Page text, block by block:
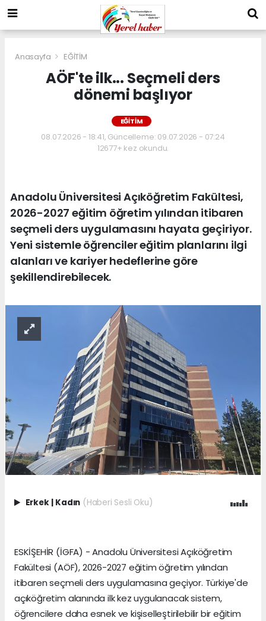
Anasayfa EĞİTİM
AÖF'te ilk... Seçmeli ders
dönemi başlıyor
EĞİTİM
08.07.2026 - 18:41, Güncelleme: 09.07.2026 - 07:24
12677+ kez okundu.
Anadolu Üniversitesi Açıköğretim Fakültesi,
2026-2027 eğitim öğretim yılından itibaren
seçmeli ders uygulamasını hayata geçiriyor.
Yeni sistemle öğrenciler eğitim planlarını ilgi
alanları ve kariyer hedeflerine göre
şekillendirebilecek.
Erkek Kadın (Haberi Sesli Oku)
ESKİŞEHİR (İGFA) - Anadolu Üniversitesi Açıköğretim
Fakültesi (AÖF), 2026-2027 eğitim öğretim yılından
itibaren seçmeli ders uygulamasına geçiyor. Türkiye'de
açıköğretim alanında ilk kez uygulanacak sistem,
öğrencilere daha esnek ve kişiselleştirilebilir bir eğitim